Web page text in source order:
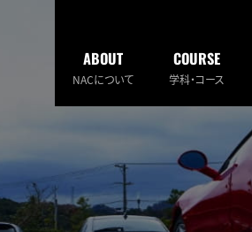
ABOUT
NACについて
COURSE
学科・コース